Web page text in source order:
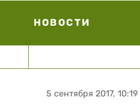
НОВОСТИ
5 сентября 2017, 10:19